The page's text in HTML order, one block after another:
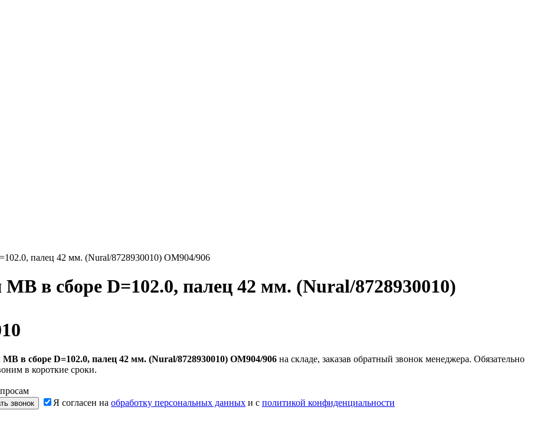
палец 42 мм. (Nural/8728930010) OM904/906
в сборе D=102.0, палец 42 мм. (Nural/8728930010)
в сборе D=102.0, палец 42 мм. (Nural/8728930010) OM904/906 на складе, заказав обратный звонок менеджера. Обязательно
в короткие сроки.
звонок Я согласен на обработку персональных данных и с политикой конфиденциальности